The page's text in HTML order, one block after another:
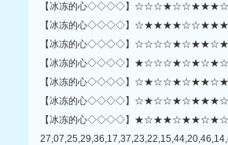
【冰冻的心◇◇◇◇】
【冰冻的心◇◇◇◇】
【冰冻的心◇◇◇◇】
【冰冻的心◇◇◇◇】
【冰冻的心◇◇◇◇】
【冰冻的心◇◇◇◇】
【冰冻的心◇◇◇◇】